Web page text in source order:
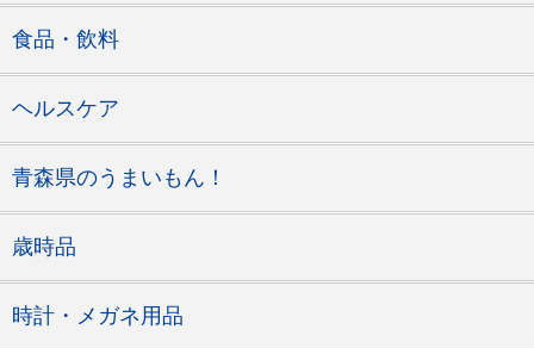
食品・飲料
ヘルスケア
青森県のうまいもん！
歳時品
時計・メガネ用品